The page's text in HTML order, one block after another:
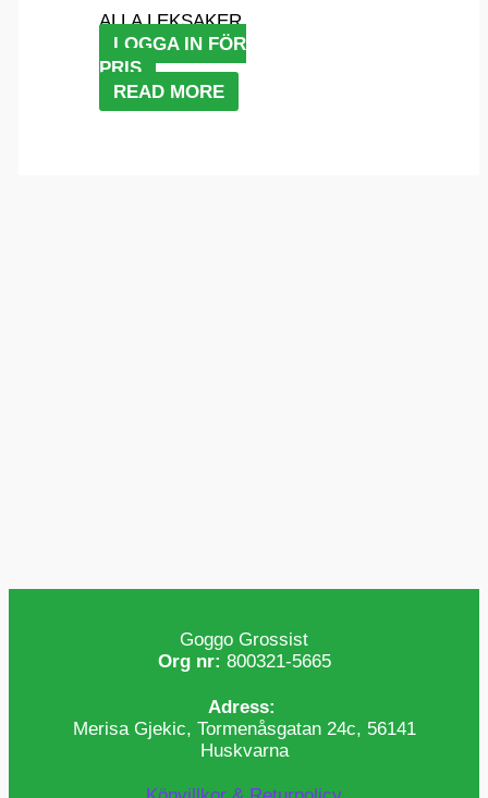
ALLA LEKSAKER
LOGGA IN FÖR
PRIS
READ MORE
Goggo Grossist
Org nr: 800321-5665
Adress:
Merisa Gjekic, Tormenåsgatan 24c, 56141
Huskvarna